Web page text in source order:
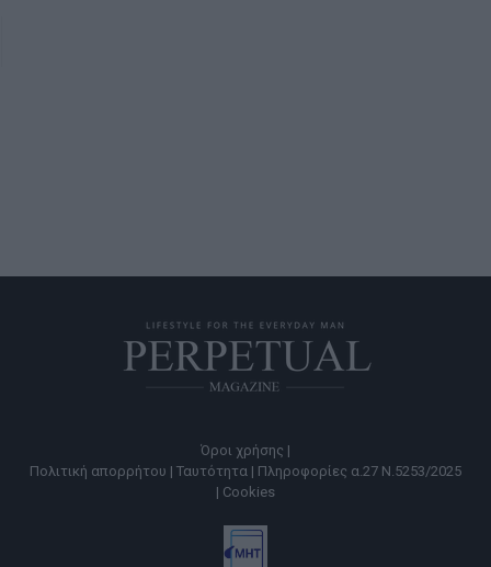
Όροι χρήσης |
Πολιτική απορρήτου | Ταυτότητα | Πληροφορίες α.27 Ν.5253/2025
| Cookies